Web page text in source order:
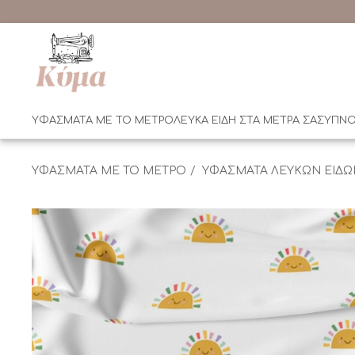
ΥΦΑΣΜΑΤΑ ΜΕ ΤΟ ΜΕΤΡΟΛΕΥΚΑ ΕΙΔΗ ΣΤΑ ΜΕΤΡΑ ΣΑΣ
ΥΦΑΣΜΑΤΑ ΜΕ ΤΟ ΜΕΤΡΟ ΥΦΑΣΜΑΤΑ ΛΕΥΚΩΝ